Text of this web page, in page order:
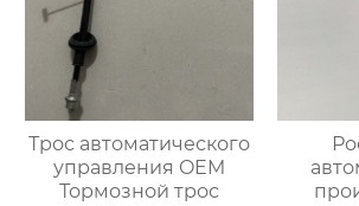
Трос автоматического
управления OEM
Тормозной трос